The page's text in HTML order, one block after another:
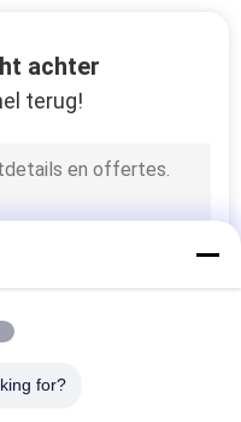
achter
terug!
for?